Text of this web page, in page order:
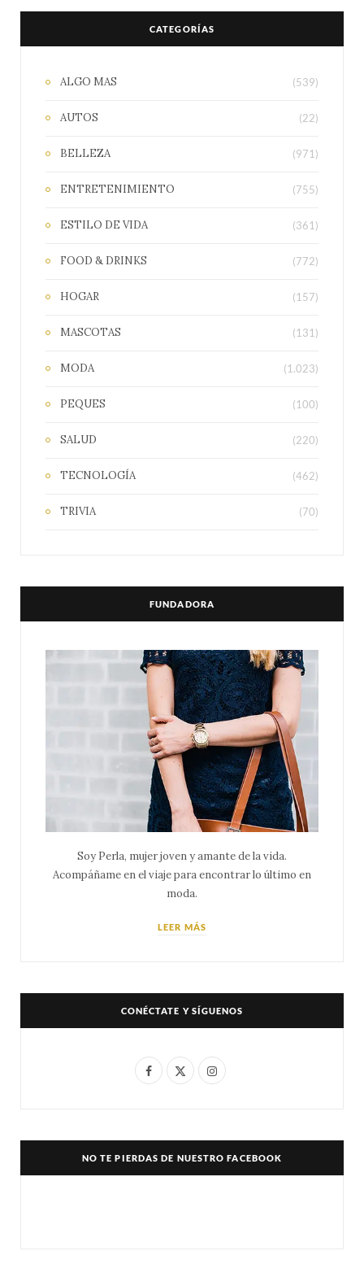
CATEGORÍAS
ALGO MAS (539)
AUTOS (22)
BELLEZA (971)
ENTRETENIMIENTO (755)
ESTILO DE VIDA (361)
FOOD & DRINKS (772)
HOGAR (157)
MASCOTAS (131)
MODA (1.023)
PEQUES (100)
SALUD (220)
TECNOLOGÍA (462)
TRIVIA (70)
FUNDADORA
Soy Perla, mujer joven y amante de la vida.
Acompáñame en el viaje para encontrar lo último en
moda.
LEER MÁS
CONÉCTATE Y SÍGUENOS
F
e
X
w
I
t
NO TE PIERDAS DE NUESTRO FACEBOOK